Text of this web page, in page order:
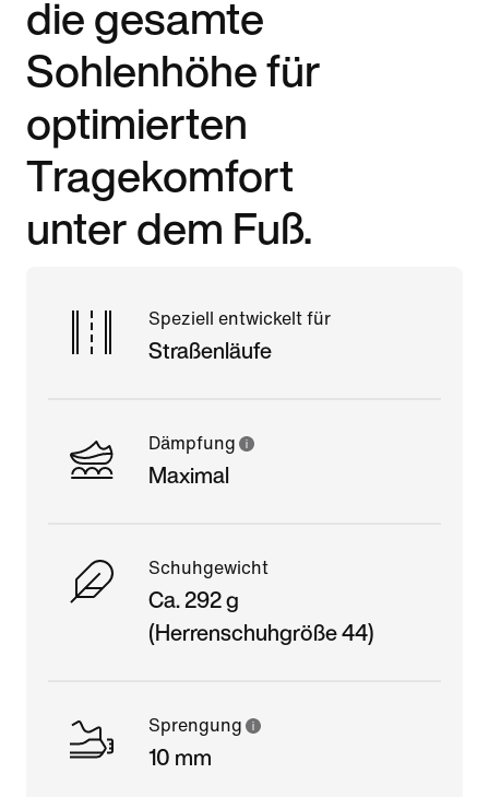
die gesamte
Sohlenhöhe für
optimierten
Tragekomfort
unter dem Fuß.
Speziell entwickelt für
Straßenläufe
Dämpfung
Maximal
Schuhgewicht
Ca. 292 g
(Herrenschuhgröße 44)
Sprengung
10 mm